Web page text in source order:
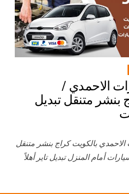
الاحمدي /
/ كراج بنشر متنقل تبديل
الاحمدي بالكويت كراج بنشر متنقل
أمام المنزل تبديل تاير أهلاً